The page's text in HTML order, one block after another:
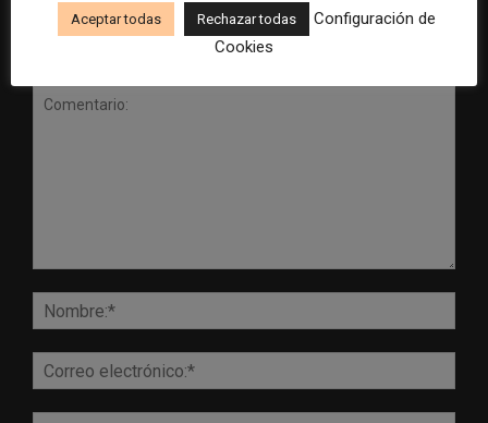
Aceptar todas Rechazar todas
Configuración de
Cookies